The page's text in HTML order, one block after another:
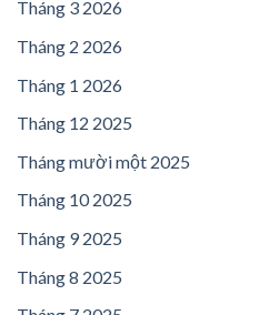
Tháng 3 2026
Tháng 2 2026
Tháng 1 2026
Tháng 12 2025
Tháng mười một 2025
Tháng 10 2025
Tháng 9 2025
Tháng 8 2025